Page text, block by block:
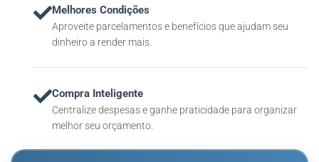
Melhores Condições
Aproveite parcelamentos e benefícios que ajudam seu
dinheiro a render mais.
Compra Inteligente
Centralize despesas e ganhe praticidade para organizar
melhor seu orçamento.